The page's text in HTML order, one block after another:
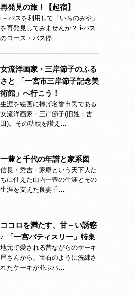
再発見の旅！【起宿】
i－バスを利用して「いちのみや」
を再発見してみませんか？ i-バス
のコース・バス停…
女流洋画家・三岸節子のふる
さと 「一宮市三岸節子記念美
術館」へ行こう！
生涯を絵画に捧げ名誉市民である
女流洋画家・三岸節子(旧姓：吉
田)。その功績を讃え…
一豊と千代の年譜と家系図
信長・秀吉・家康という天下人た
ちに仕えた山内一豊の生涯とその
生涯を支えた良妻千…
ココロを満たす、甘～い誘惑
♪ 「一宮パティスリー」特集
地元で愛される昔ながらのケーキ
屋さんから、宝石のように洗練さ
れたケーキが並ぶパ…